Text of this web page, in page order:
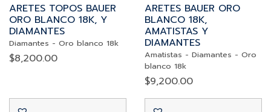
ARETES TOPOS BAUER
ORO BLANCO 18K, Y
DIAMANTES
Diamantes - Oro blanco 18k
$8,200.00
ARETES BAUER ORO
BLANCO 18K,
AMATISTAS Y
DIAMANTES
Amatistas - Diamantes - Oro
blanco 18k
$9,200.00